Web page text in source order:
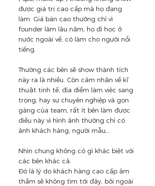
được giá trị cao cấp mà họ đang
làm. Giá bán cao thường chỉ vì
founder làm lâu năm, họ đi học ở
nước ngoài về, có làm cho người nổi
tiếng.
Thường các bên sẽ show thành tích
này ra là nhiều. Còn cảm nhận về kĩ
thuật tinh tế, địa điểm làm việc sang
trọng, hay sự chuyên nghiệp và gọn
gàng của team, rất ít bên làm được
điều này vì hình ảnh thường chỉ có
ảnh khách hàng, người mẫu,..
Nhìn chung không có gì khác biệt với
các bên khác cả.
Đó là lý do khách hàng cao cấp âm
thầm sẽ không tìm tới đây, bởi ngoài